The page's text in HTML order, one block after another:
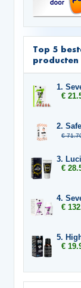
Top 5
producten
€
€
€
€
€